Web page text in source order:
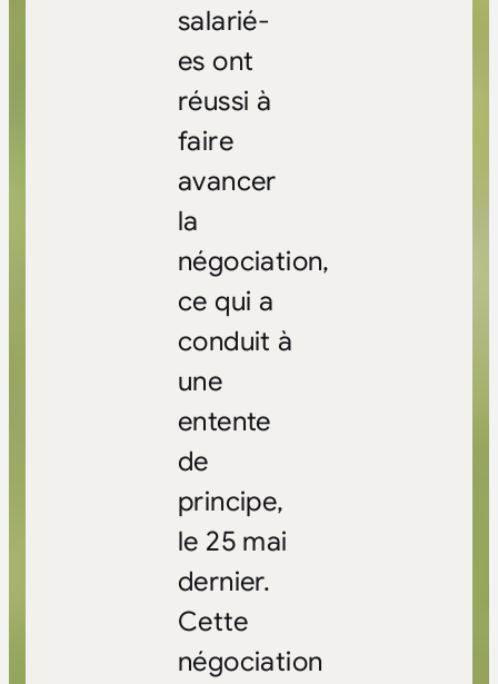
salarié-
es ont
réussi à
faire
avancer
la
négociation,
ce qui a
conduit à
une
entente
de
principe,
le 25 mai
dernier.
Cette
négociation